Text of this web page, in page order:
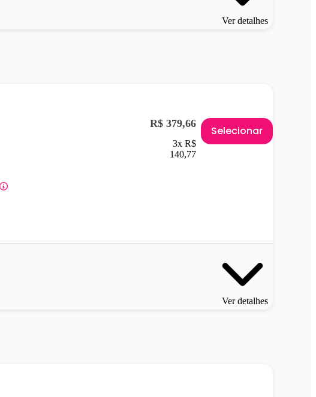
Ver detalhes
R$ 379,66
3x R$
140,77
Selecionar
Ver detalhes